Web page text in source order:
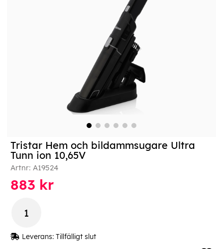
Tristar Hem och bildammsugare Ultra
Tunn ion 10,65V
Artnr: A19524
883 kr
Leverans: Tillfälligt slut